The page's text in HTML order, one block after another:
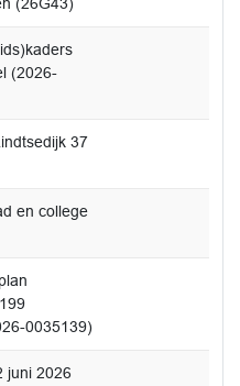
(2026-
37
en college
0035139)
juni 2026